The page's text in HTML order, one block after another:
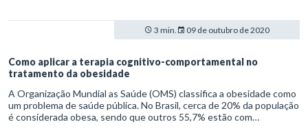
3 min. 09 de outubro de 2020
Como aplicar a terapia cognitivo-comportamental no
tratamento da obesidade
A Organização Mundial as Saúde (OMS) classifica a obesidade como
um problema de saúde pública. No Brasil, cerca de 20% da população
é considerada obesa, sendo que outros 55,7% estão com